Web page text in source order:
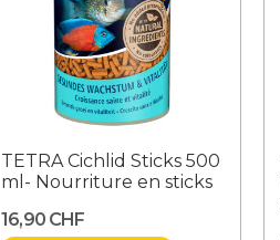
TETRA Cichlid Sticks 500
ml- Nourriture en sticks
16,90 CHF